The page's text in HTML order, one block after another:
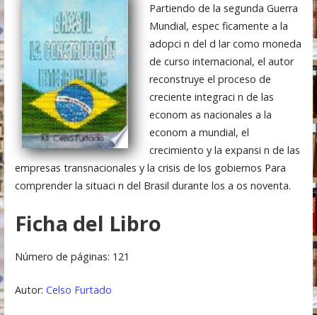
e
n
i
d
o
Partiendo de la segunda Guerra
Mundial, espec ficamente a la
adopci n del d lar como moneda
de curso internacional, el autor
reconstruye el proceso de
creciente integraci n de las
econom as nacionales a la
econom a mundial, el
crecimiento y la expansi n de las
empresas transnacionales y la crisis de los gobiernos Para
comprender la situaci n del Brasil durante los a os noventa.
Ficha del Libro
Número de páginas: 121
Autor: Celso Furtado